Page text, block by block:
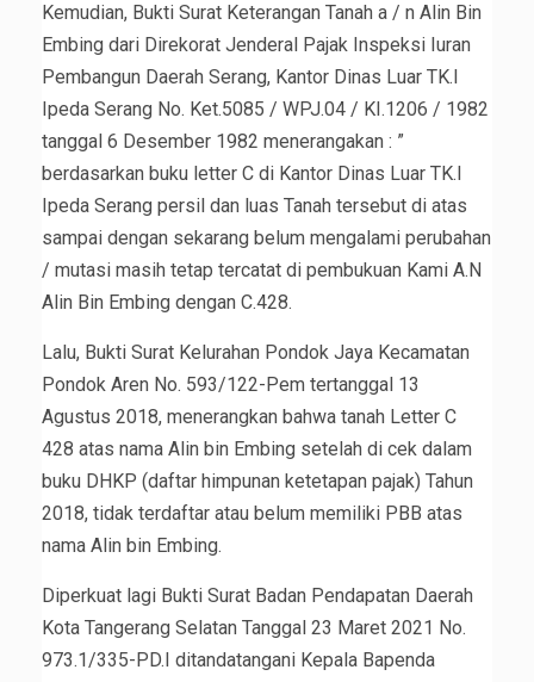
Kemudian, Bukti Surat Keterangan Tanah a / n Alin Bin
Embing dari Direkorat Jenderal Pajak Inspeksi Iuran
Pembangun Daerah Serang, Kantor Dinas Luar TK.I
Ipeda Serang No. Ket.5085 / WPJ.04 / KI.1206 / 1982
tanggal 6 Desember 1982 menerangakan : ”
berdasarkan buku letter C di Kantor Dinas Luar TK.I
Ipeda Serang persil dan luas Tanah tersebut di atas
sampai dengan sekarang belum mengalami perubahan
/ mutasi masih tetap tercatat di pembukuan Kami A.N
Alin Bin Embing dengan C.428.
Lalu, Bukti Surat Kelurahan Pondok Jaya Kecamatan
Pondok Aren No. 593/122-Pem tertanggal 13
Agustus 2018, menerangkan bahwa tanah Letter C
428 atas nama Alin bin Embing setelah di cek dalam
buku DHKP (daftar himpunan ketetapan pajak) Tahun
2018, tidak terdaftar atau belum memiliki PBB atas
nama Alin bin Embing.
Diperkuat lagi Bukti Surat Badan Pendapatan Daerah
Kota Tangerang Selatan Tanggal 23 Maret 2021 No.
973.1/335-PD.I ditandatangani Kepala Bapenda